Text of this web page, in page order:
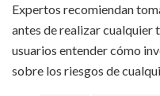
Expertos recomiendan
antes de realizar cualquier
usuarios entender cómo
sobre los riesgos de